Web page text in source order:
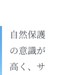
自然保護
の意識が
高く、サ